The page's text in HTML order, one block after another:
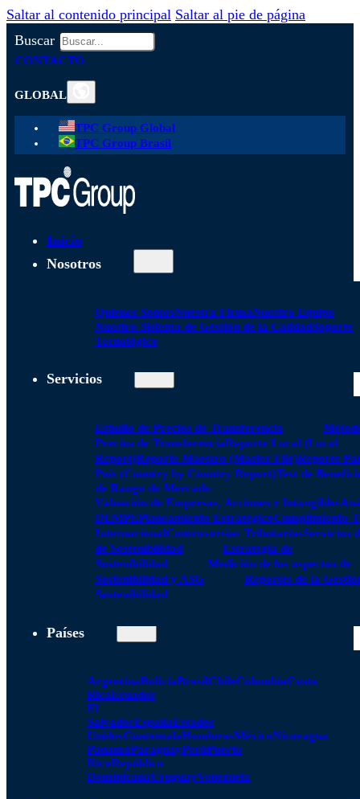
Saltar al contenido principal Saltar al pie de página
Buscar
CONTACTO
GLOBAL
TPC Group Global
TPC Group Brasil
Inicio
Nosotros
Quienes SomosNuestra FirmaNuestro Equipo
Nuestro Sistema de Gestión de la CalidadSoporte
Tecnológico
Servicios
Estudio de Precios de Transferencia
Precios de TransferenciaReporte Local (Local
Report)Reporte Maestro (Master File)Reporte
País (Country by Country Report)Test de
de Rango de Mercado
Valuación de Empresas, Acciones e Intangibles
DEMPEPlaneamiento EstratégicoCumplimiento
InternacionalControversias TributariasServicios
de Sostenibilidad
Estrategia de
Sostenibilidad
Medición de los aspectos de
Sostenibilidad y ASG
Reportes de la
Sostenibilidad
Países
ArgentinaBoliviaBrasilChileColombiaCosta
RicaEcuador
El
SalvadorEspañaEstados
UnidosGuatemalaHondurasMéxicoNicaragua
PanamáParaguayPerúPuerto
RicoRepública
DominicanaUruguayVenezuela